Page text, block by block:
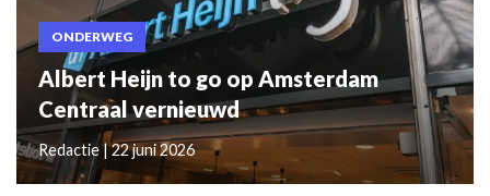
ONDERWEG
Albert Heijn to go op Amsterdam
Centraal vernieuwd
Redactie | 22 juni 2026